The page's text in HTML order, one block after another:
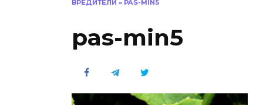
ВРЕДИТЕЛИ » PAS-MIN5
pas-min5